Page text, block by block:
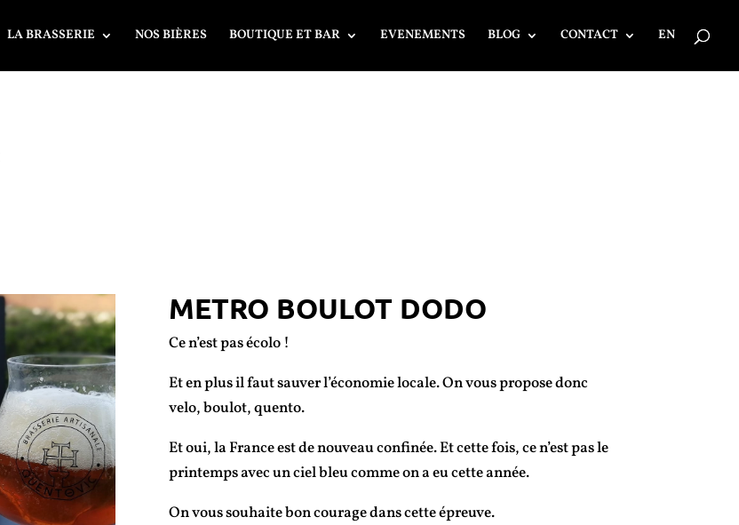
LA BRASSERIE NOS BIÈRES BOUTIQUE ET BAR EVENEMENTS BLOG CONTACT EN
METRO BOULOT DODO
Ce n’est pas écolo !
Et en plus il faut sauver l’économie locale. On vous propose donc
velo, boulot, quento.
Et oui, la France est de nouveau confinée. Et cette fois, ce n’est pas le
printemps avec un ciel bleu comme on a eu cette année.
On vous souhaite bon courage dans cette épreuve.